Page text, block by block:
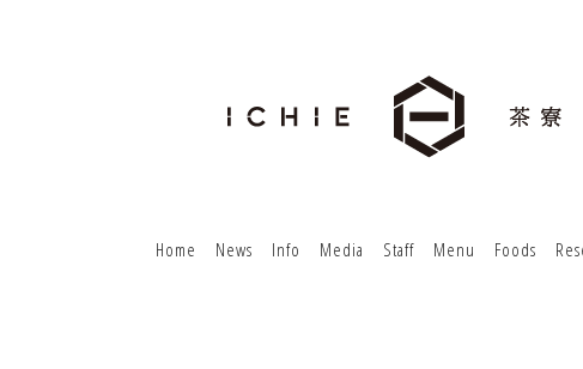
Home News Info Media Staff Menu Foods